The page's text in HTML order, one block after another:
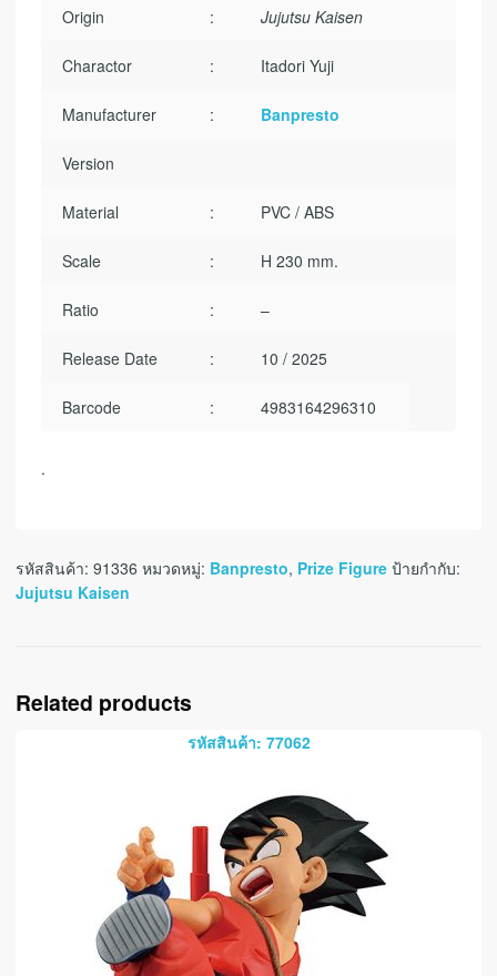
Origin : Jujutsu Kaisen
Charactor : Itadori Yuji
Manufacturer : Banpresto
Version
Material : PVC / ABS
Scale : H 230 mm.
Ratio : –
Release Date : 10 / 2025
Barcode : 4983164296310
.
รหัสสินค้า: 91336 หมวดหมู่: Banpresto, Prize Figure ป้ายกำกับ:
Jujutsu Kaisen
Related products
รหัสสินค้า: 77062